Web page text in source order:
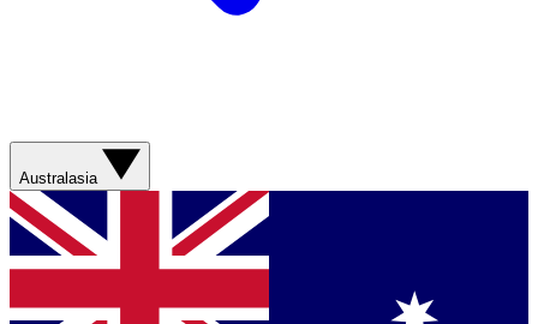
Australasia